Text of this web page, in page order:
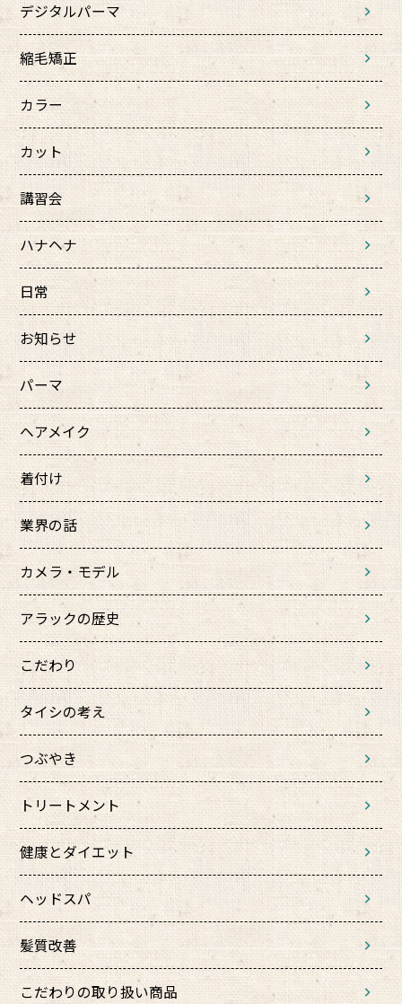
デジタルパーマ
縮毛矯正
カラー
カット
講習会
ハナヘナ
日常
お知らせ
パーマ
ヘアメイク
着付け
業界の話
カメラ・モデル
アラックの歴史
こだわり
タイシの考え
つぶやき
トリートメント
健康とダイエット
ヘッドスパ
髪質改善
こだわりの取り扱い商品